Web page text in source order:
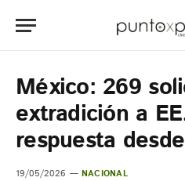
México: 269
extradición a
respuesta
19/05/2026 NACIONAL